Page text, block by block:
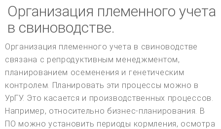
Организация племенного учета
в свиноводстве.
Организация племенного учета в свиноводстве
связана с репродуктивным менеджментом,
планированием осеменения и генетическим
контролем. Планировать эти процессы можно в
УрГУ. Это касается и производственных процессов.
Например, относительно бизнес-планирования. В
ПО можно установить периоды кормления, осмотра